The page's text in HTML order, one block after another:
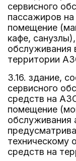
сервисного
пассажиров
помещение
кафе,
обслуживания
территории
3.16. здание,
сервисного
средств на
помещение
обслуживания
техническому
средств на